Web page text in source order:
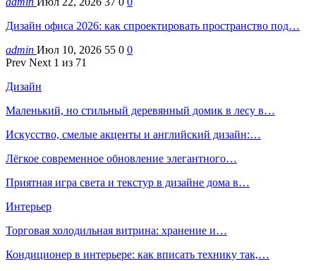
Дизайн офиса 2026: как спроектировать пространство под…
admin Июл 10, 2026 55 0 0
Prev Next 1 из 71
Дизайн
Маленький, но стильный деревянный домик в лесу в…
Искусство, смелые акценты и английский дизайн:…
Лёгкое современное обновление элегантного…
Приятная игра света и текстур в дизайне дома в…
Интерьер
Торговая холодильная витрина: хранение и…
Кондиционер в интерьере: как вписать технику так,…